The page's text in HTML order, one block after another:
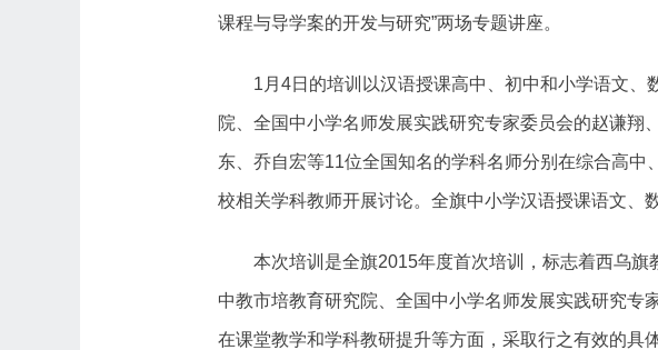
课程与导学案的开发与研究”两场专题讲座。
1月4日的培训以汉语授课高中、初中和小学语文
院、全国中小学名师发展实践研究专家委员会的赵谦
东、乔自宏等11位全国知名的学科名师分别在综合高
校相关学科教师开展讨论。全旗中小学汉语授课语文、
本次培训是全旗2015年度首次培训，标志着西乌
中教市培教育研究院、全国中小学名师发展实践研究专
在课堂教学和学科教研提升等方面，采取行之有效的具